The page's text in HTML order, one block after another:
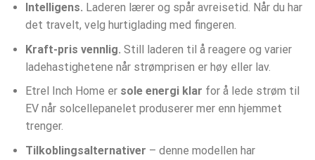
Intelligens. Laderen lærer og spår avreisetid. Når du har
det travelt, velg hurtiglading med fingeren.
Kraft-pris vennlig. Still laderen til å reagere og varier
ladehastighetene når strømprisen er høy eller lav.
Etrel Inch Home er sole energi klar for å lede strøm til
EV når solcellepanelet produserer mer enn hjemmet
trenger.
Tilkoblingsalternativer – denne modellen har